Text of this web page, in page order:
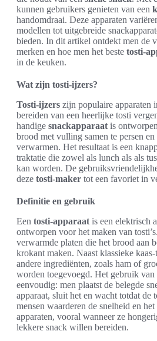
kunnen gebruikers genieten van een
handomdraai. Deze apparaten
modellen tot uitgebreide
bieden. In dit artikel ontdekt men de
merken en hoe men het beste tosti-
in de keuken.
Wat zijn tosti-ijzers?
Tosti-ijzers zijn populaire apparaten
bereiden van een heerlijke tosti
handige snackapparaat is
brood met vulling samen te persen
verwarmen. Het resultaat is een
traktatie die zowel als lunch als als
kan worden. De
deze tosti-maker tot een favoriet in
Definitie en gebruik
Een tosti-apparaat is een elektrisch
ontworpen voor het maken van
verwarmde platen die het brood aan
krokant maken. Naast klassieke
andere ingrediënten, zoals ham of
worden toegevoegd. Het gebruik van
eenvoudig: men plaatst de belegde
apparaat, sluit het en wacht totdat de
mensen waarderen de snelheid en
apparaten, vooral wanneer ze
lekkere snack willen bereiden.